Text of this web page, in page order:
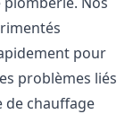
pour
problèmes liés
de chauffage